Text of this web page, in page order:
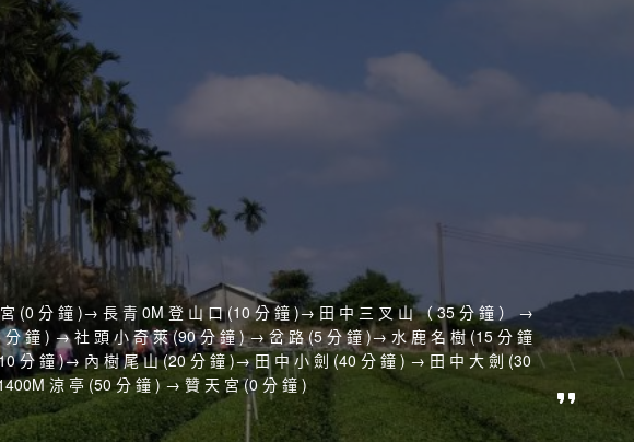
(0 分 鐘 )→ 長 青 0M 登 山 口 (10 分 鐘 )→ 田 中 三 叉 山 （ 35 分 鐘 ） →
分 鐘 ) → 社 頭 小 奇 萊 (90 分 鐘 ) → 岔 路 (5 分 鐘 )→ 水 鹿 名 樹 (15 分 鐘
分 鐘 )→ 內 樹 尾 山 (20 分 鐘 )→ 田 中 小 劍 (40 分 鐘 ) → 田 中 大 劍 (30
涼 亭 (50 分 鐘 ) → 贊 天 宮 (0 分 鐘 )